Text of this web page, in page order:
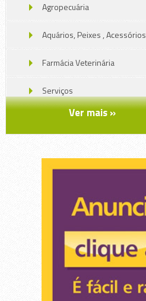
Agropecuária
Aquários, Peixes , Acessórios
Farmácia Veterinária
Serviços
Ver mais »